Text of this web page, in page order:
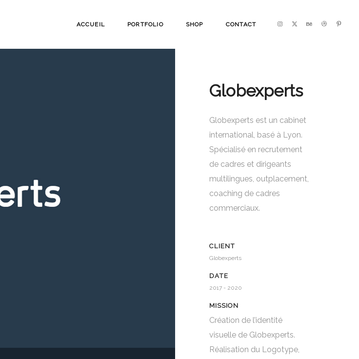
ACCUEIL PORTFOLIO SHOP CONTACT
Globexperts
Globexperts est un cabinet
international, basé à Lyon.
Spécialisé en recrutement
de cadres et dirigeants
multilingues, outplacement,
coaching de cadres
commerciaux.
CLIENT
Globexperts
DATE
2017 - 2020
MISSION
Création de l’identité
visuelle de Globexperts.
Réalisation du Logotype,